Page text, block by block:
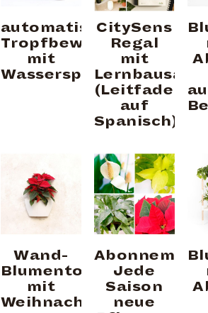
automatische
Tropfbewässerung
mit
Wasserspeicher
CitySens
Regal
mit
Lernbausatz
(Leitfaden
auf
Spanisch)
Wand-
Blumentopf
mit
Weihnachtsstern
Jede
Saison
neue